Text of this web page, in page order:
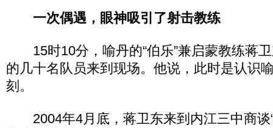
一次偶遇，眼神吸引了射击教练
15时10分，喻丹的“伯乐”兼启蒙教练蒋
的几十名队员来到现场。他说，此时是认识
刻。
2004年4月底，蒋卫东来到内江三中商谈